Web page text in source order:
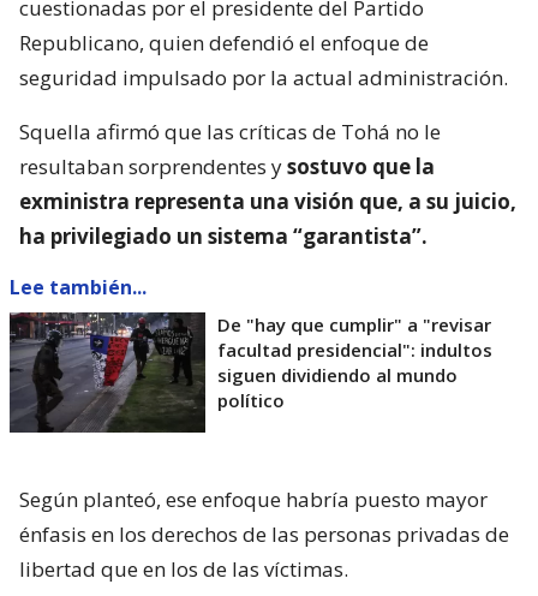
cuestionadas por el presidente del Partido
Republicano, quien defendió el enfoque de
seguridad impulsado por la actual administración.
Squella afirmó que las críticas de Tohá no le
resultaban sorprendentes ysostuvo que la
exministra representa una visión que, a su juicio,
ha privilegiado un sistema “garantista”.
Lee también...
De "hay que cumplir" a "revisar
facultad presidencial": indultos
siguen dividiendo al mundo
político
Según planteó, ese enfoque habría puesto mayor
énfasis en los derechos de las personas privadas de
libertad que en los de las víctimas.